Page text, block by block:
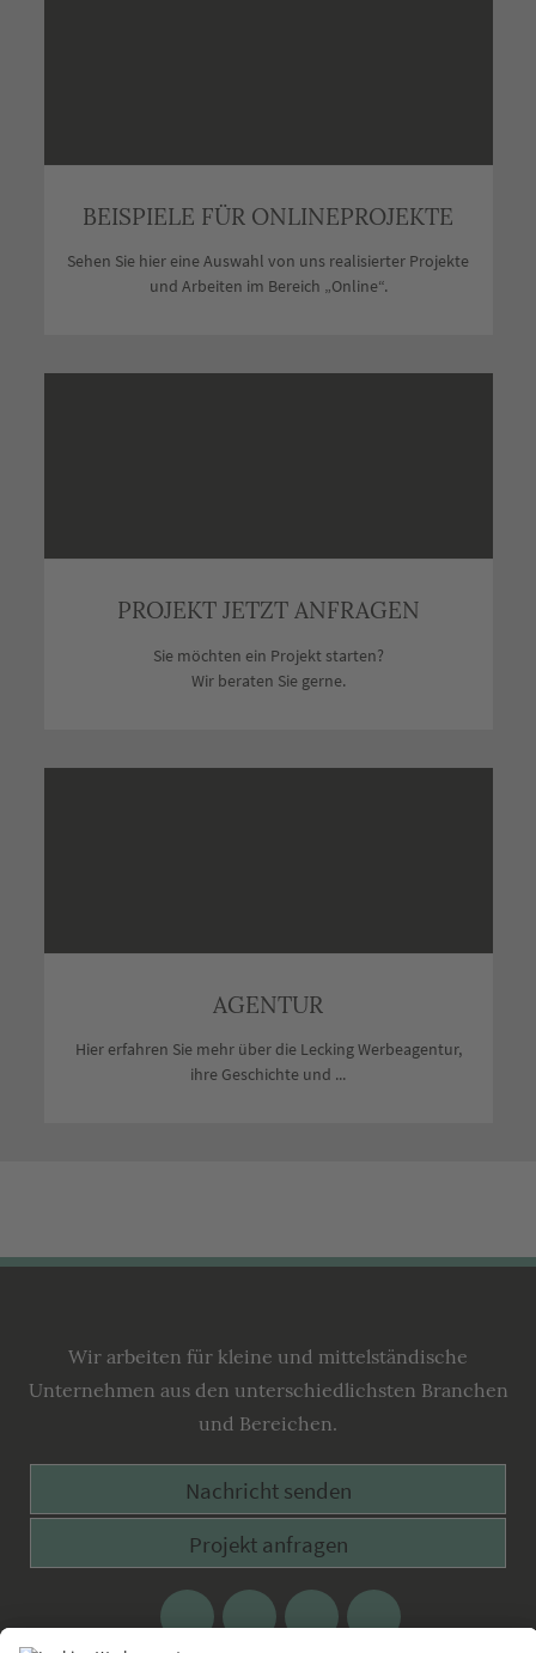
BEISPIELE FÜR ONLINEPROJEKTE
Sehen Sie hier eine Auswahl von uns realisierter Projekte
und Arbeiten im Bereich „Online“.
PROJEKT JETZT ANFRAGEN
Sie möchten ein Projekt starten?
Wir beraten Sie gerne.
AGENTUR
Hier erfahren Sie mehr über die Lecking Werbeagentur,
ihre Geschichte und ...
Werbeagentur
Wir arbeiten für kleine und mittelständische
Unternehmen aus den unterschiedlichsten Branchen
und Bereichen.
Nachricht senden
Projekt anfragen
Facebook Google
Plus
Twitter Xing